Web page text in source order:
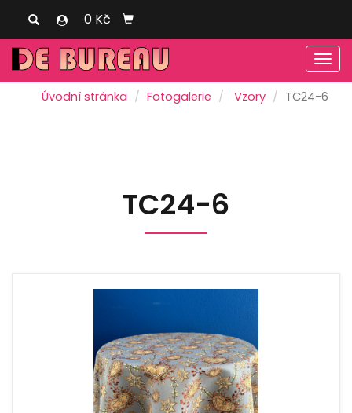
0 Kč
Úvodní stránka Fotogalerie Vzory TC24-6
TC24-6